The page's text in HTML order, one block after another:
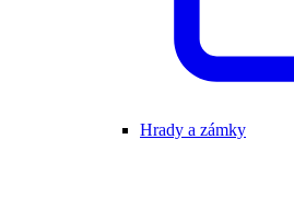
Hrady a zámky